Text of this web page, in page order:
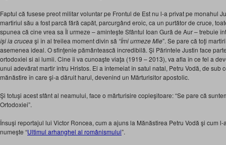
Faptul că fusese preot militar voluntar pe Frontul de Est nu l-a privat pe monahul
martiriul său a fost parcă fără capăt, parcurgând eroic, ca un purtător de cruce,
spunea că cine vrea sa Îl urmeze – aminteşte Sfântul Ioan Gură de Aur – trebuie
îşi ia cruceaşi în al treilea moment divin să “Îmi urmeze Mie”. Se pare că toţi
asemenea ideal. O sfinţenie pământească incredibilă. Şi Părintele Justin face
ortodoxiei si ai lumii. Cine îi va cunoaşte viaţa (1919 – 2013), va afla în ce fel a
unui adevărat martir întru Hristos. El a întemeiat în satul natal, Petru Vodă, de sub
mănăstire în care şi-a dăruit harul, devenind un Mărturisitor apostolic.
Şi totuşi acest sfânt al neamului, face o mărturisire copleşitoare: “Se pare că
Ortodoxiei”.
Însuşi reportajul lui Victor Roncea, cum a ajuns la Mănăstirea Petru Vodă şi cum
numeşte “Ultimul arhanghel al românismului”.